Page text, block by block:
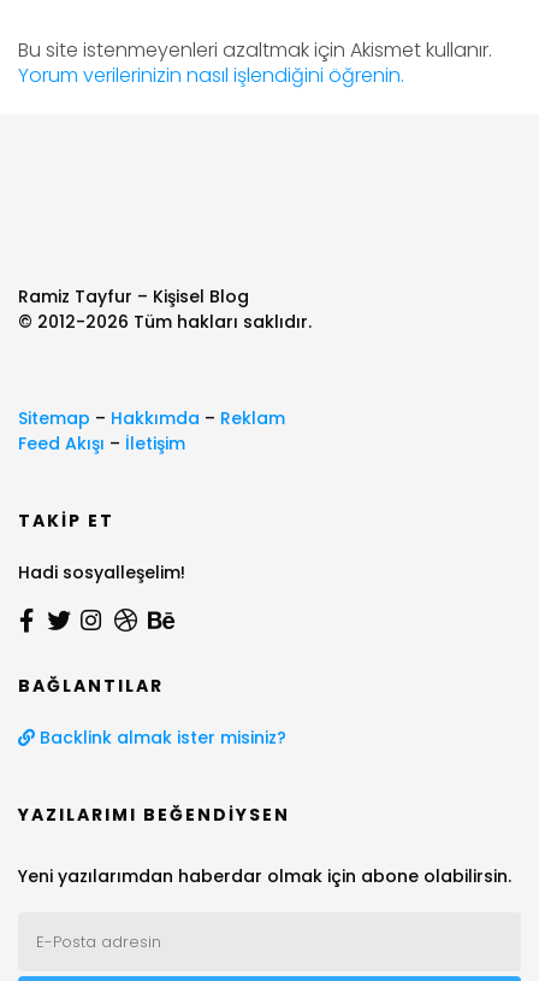
Bu site istenmeyenleri azaltmak için Akismet kullanır.
Yorum verilerinizin nasıl işlendiğini öğrenin.
Ramiz Tayfur – Kişisel Blog
© 2012-2026 Tüm hakları saklıdır.
Sitemap – Hakkımda – Reklam
Feed Akışı – İletişim
TAKIP ET
Hadi sosyalleşelim!
BAĞLANTILAR
Backlink almak ister misiniz?
YAZILARIMI BEĞENDIYSEN
Yeni yazılarımdan haberdar olmak için abone olabilirsin.